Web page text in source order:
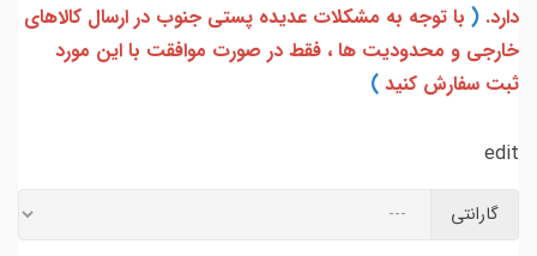
دارد. ( با توجه به مشکلات عدیده پستی جنوب در ارسال کالاهای
خارجی و محدودیت ها ، فقط در صورت موافقت با این مورد
ثبت سفارش کنید )
edit
گارانتی